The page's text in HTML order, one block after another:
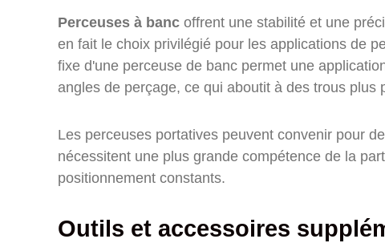
Perceuses à banc offrent une stabilité et une
en fait le choix privilégié pour les applications de
fixe d'une perceuse de banc permet une
angles de perçage, ce qui aboutit à des trous plus
Les perceuses portatives peuvent convenir pour
nécessitent une plus grande compétence de la
positionnement constants.
Outils et accessoires